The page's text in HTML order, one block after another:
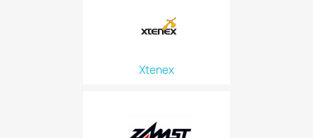
Xtenex